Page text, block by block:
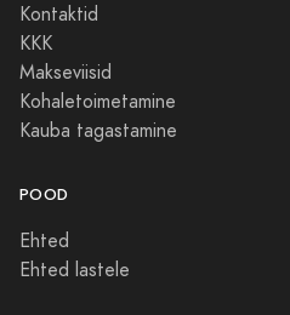
Kontaktid
KKK
Makseviisid
Kohaletoimetamine
Kauba tagastamine
POOD
Ehted
Ehted lastele